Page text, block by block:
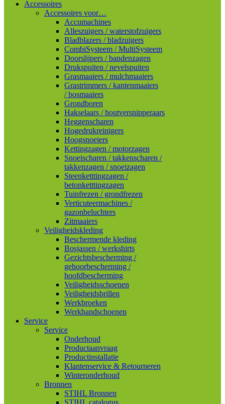
Accessoires
Accessoires voor…
Accumachines
Alleszuigers / waterstofzuigers
Bladblazers / bladzuigers
CombiSysteem / MultiSysteem
Doorslijpers / bandenzagen
Drukspuiten / nevelspuiten
Grasmaaiers / mulchmaaiers
Grastrimmers / kantenmaaiers
/ bosmaaiers
Grondboren
Hakselaars / houtversnipperaars
Heggenscharen
Hogedrukreinigers
Hoogsnoeiers
Kettingzagen / motorzagen
Snoeischaren / takkenscharen /
takkenzagen / snoeizagen
Steenketttingzagen /
betonketttingzagen
Tuinfrezen / grondfrezen
Verticuteermachines /
gazonbeluchters
Zitmaaiers
Veiligheidskleding
Beschermende kleding
Bosjassen / werkshirts
Gezichtsbescherming /
gehoorbescherming /
hoofdbescherming
Veiligheidsschoenen
Veiligheidsbrillen
Werkbroeken
Werkhandschoenen
Service
Service
Onderhoud
Productaanvraag
Productinstallatie
Klantenservice & Retourneren
Winteronderhoud
Bronnen
STIHL Bronnen
STIHL catalogus